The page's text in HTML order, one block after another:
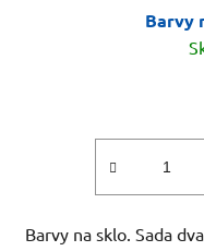
Barvy
Barvy na sklo. Sada